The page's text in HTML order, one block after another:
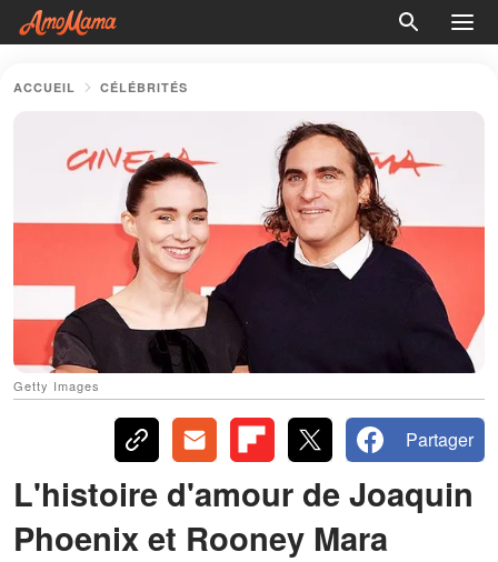
ACCUEIL CÉLÉBRITÉS
Getty Images
Partager
L'histoire d'amour de Joaquin
Phoenix et Rooney Mara